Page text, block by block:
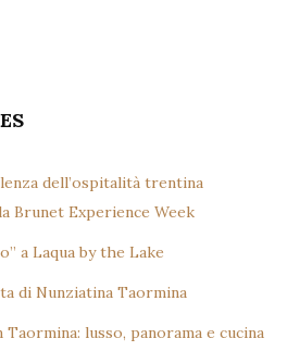
dell’ospitalità trentina
Brunet Experience Week
a Laqua by the Lake
di Nunziatina Taormina
lusso, panorama e cucina